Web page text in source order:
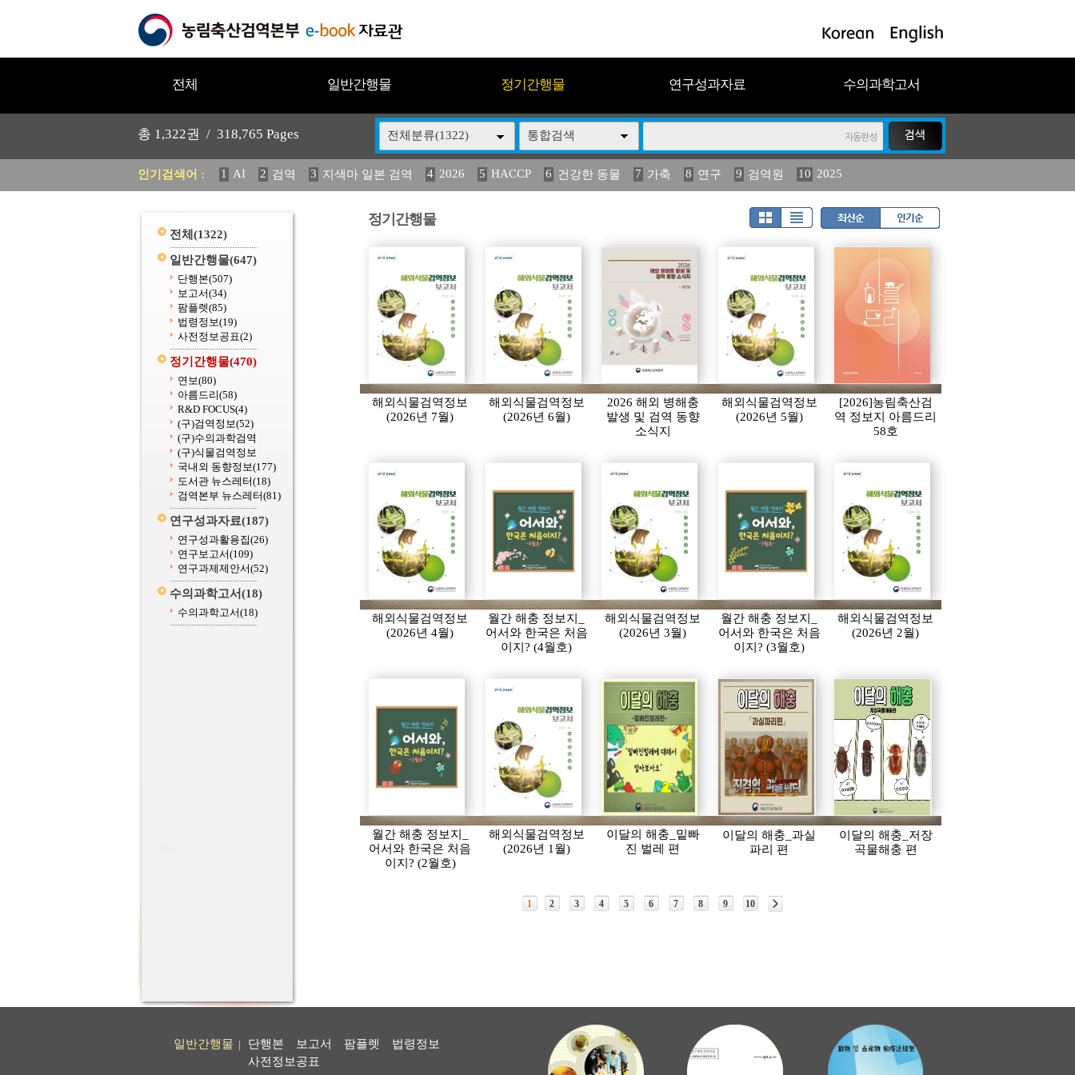
전체 일반간행물 정기간행물 연구성과자료 수의과학고서
총 1,322권 / 318,765 Pages 전체분류(1322) 통합검색
인기검색어 : 1 AI 2 검역 3 지색마 일본 검역 4 2026 5 HACCP 6 건강한 동물 7 가축 8 연구 9 검역원 10 2025
(2013년도) 식물
전체 (1322)
일반간행물(647)
단행본(507)
보고서(34)
팜플렛(85)
법령정보(19)
사전정보공표(2)
정기간행물(470)
연보(80)
아름드리(58)
R&D FOCUS(4)
(구)검역정보(52)
(구)수의과학검역
(구)식물검역정보
국내외 동향정보(177)
도서관 뉴스레터(18)
검역본부 뉴스레터(81)
연구성과자료(187)
연구성과활용집(26)
연구보고서(109)
연구과제제안서(52)
수의과학고서(18)
수의과학고서(18)
정기간행물
해외식물검역정보
(2026년 7월)
해외식물검역정보
(2026년 6월)
2026 해외 병해충
발생 및 검역 동향
소식지
해외식물검역정보
(2026년 5월)
[2026]농림축산검
역 정보지 아름드리
58호
해외식물검역정보
(2026년 4월)
월간 해충 정보지_
어서와 한국은 처음
이지? (4월호)
해외식물검역정보
(2026년 3월)
월간 해충 정보지_
어서와 한국은 처음
이지? (3월호)
해외식물검역정보
(2026년 2월)
월간 해충 정보지_
어서와 한국은 처음
이지? (2월호)
해외식물검역정보
(2026년 1월)
이달의 해충_밑빠
진 벌레 편
이달의 해충_과실
파리 편
이달의 해충_저장
곡물해충 편
1 2 3 4 5 6 7 8 9 10
일반간행물 단행본 보고서 팜플렛
법령정보
사전정보공표